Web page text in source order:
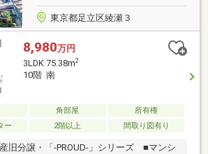
東京都足立区綾瀬３
8,980万円
3LDK 75.38m2
10階 南
角部屋
所有権
ー
2階以上 間取り図有り
旧分譲・「-PROUD-」シリーズ ■マンシ